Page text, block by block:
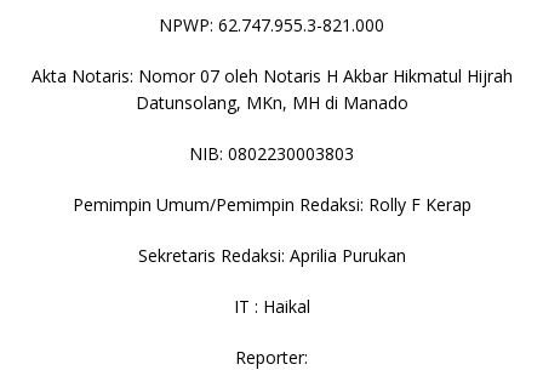
NPWP: 62.747.955.3-821.000
Akta Notaris: Nomor 07 oleh Notaris H Akbar Hikmatul Hijrah
Datunsolang, MKn, MH di Manado
NIB: 0802230003803
Pemimpin Umum/Pemimpin Redaksi: Rolly F Kerap
Sekretaris Redaksi: Aprilia Purukan
IT : Haikal
Reporter: